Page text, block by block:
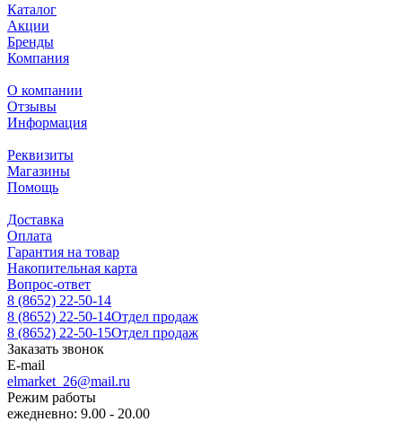
Каталог
Акции
Бренды
Компания
О компании
Отзывы
Информация
Реквизиты
Магазины
Помощь
Доставка
Оплата
Гарантия на товар
Накопительная карта
Вопрос-ответ
8 (8652) 22-50-14
8 (8652) 22-50-14Отдел продаж
8 (8652) 22-50-15Отдел продаж
Заказать звонок
E-mail
elmarket_26@mail.ru
Режим работы
ежедневно: 9.00 - 20.00